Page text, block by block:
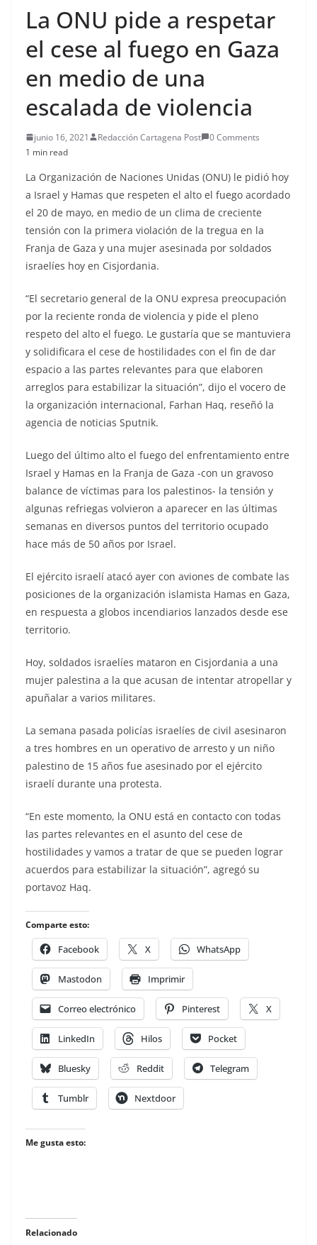
La ONU pide a respetar
el cese al fuego en Gaza
en medio de una
escalada de violencia
junio 16, 2021 Redacción Cartagena Post
0 Comments
1 min read
La Organización de Naciones Unidas (ONU) le pidió hoy
a Israel y Hamas que respeten el alto el fuego acordado
el 20 de mayo, en medio de un clima de creciente
tensión con la primera violación de la tregua en la
Franja de Gaza y una mujer asesinada por soldados
israelíes hoy en Cisjordania.
“El secretario general de la ONU expresa preocupación
por la reciente ronda de violencia y pide el pleno
respeto del alto el fuego. Le gustaría que se mantuviera
y solidificara el cese de hostilidades con el fin de dar
espacio a las partes relevantes para que elaboren
arreglos para estabilizar la situación”, dijo el vocero de
la organización internacional, Farhan Haq, reseñó la
agencia de noticias Sputnik.
Luego del último alto el fuego del enfrentamiento entre
Israel y Hamas en la Franja de Gaza -con un gravoso
balance de víctimas para los palestinos- la tensión y
algunas refriegas volvieron a aparecer en las últimas
semanas en diversos puntos del territorio ocupado
hace más de 50 años por Israel.
El ejército israelí atacó ayer con aviones de combate las
posiciones de la organización islamista Hamas en Gaza,
en respuesta a globos incendiarios lanzados desde ese
territorio.
Hoy, soldados israelíes mataron en Cisjordania a una
mujer palestina a la que acusan de intentar atropellar y
apuñalar a varios militares.
La semana pasada policías israelíes de civil asesinaron
a tres hombres en un operativo de arresto y un niño
palestino de 15 años fue asesinado por el ejército
israelí durante una protesta.
“En este momento, la ONU está en contacto con todas
las partes relevantes en el asunto del cese de
hostilidades y vamos a tratar de que se pueden lograr
acuerdos para estabilizar la situación”, agregó su
portavoz Haq.
Comparte esto:
Facebook X WhatsApp
Mastodon Imprimir
Correo electrónico Pinterest X
LinkedIn Hilos Pocket
Bluesky Reddit Telegram
Tumblr Nextdoor
Me gusta esto:
Relacionado